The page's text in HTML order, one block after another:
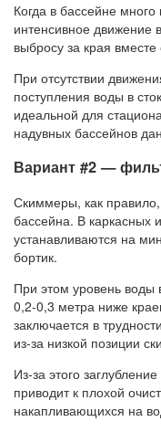
Когда в бассейне
интенсивное движение
выбросу за края
При отсутствии
поступления воды в
идеальной для
надувных бассейнов
Вариант #2 —
Скиммеры, как правило,
бассейна. В каркасных
устанавливаются на
бортик.
При этом уровень воды
0,2-0,3 метра ниже
заключается в
из-за низкой позиции
Из-за этого
приводит к плохой
накапливающихся на